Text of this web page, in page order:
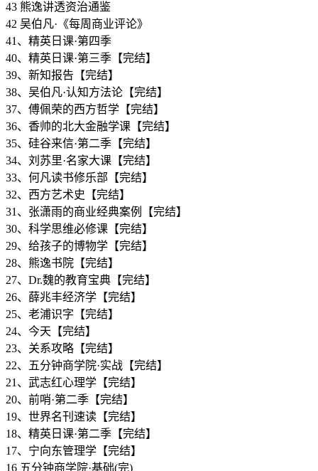
43 熊逸讲透资治通鉴
42 吴伯凡·《每周商业评论》
41、精英日课·第四季
40、精英日课·第三季【完结】
39、新知报告【完结】
38、吴伯凡·认知方法论【完结】
37、傅佩荣的西方哲学【完结】
36、香帅的北大金融学课【完结】
35、硅谷来信·第二季【完结】
34、刘苏里·名家大课【完结】
33、何凡读书修乐部【完结】
32、西方艺术史【完结】
31、张潇雨的商业经典案例【完结】
30、科学思维必修课【完结】
29、给孩子的博物学【完结】
28、熊逸书院【完结】
27、Dr.魏的教育宝典【完结】
26、薛兆丰经济学【完结】
25、老浦识字【完结】
24、今天【完结】
23、关系攻略【完结】
22、五分钟商学院·实战【完结】
21、武志红心理学【完结】
20、前哨·第二季【完结】
19、世界名刊速读【完结】
18、精英日课·第二季【完结】
17、宁向东管理学【完结】
16 五分钟商学院·基础(完)